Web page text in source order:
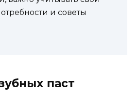
и советы
паст